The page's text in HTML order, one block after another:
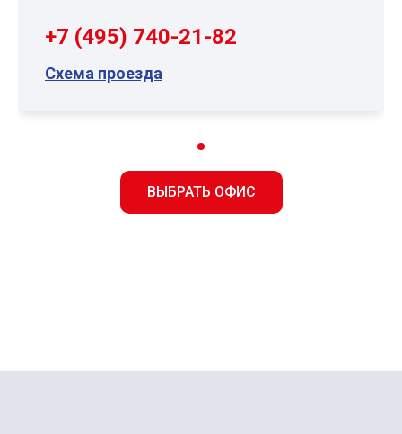
+7 (495) 740-21-82
Схема проезда
ВЫБРАТЬ ОФИС